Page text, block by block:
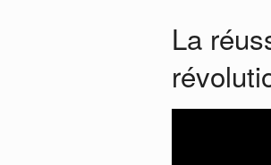
La